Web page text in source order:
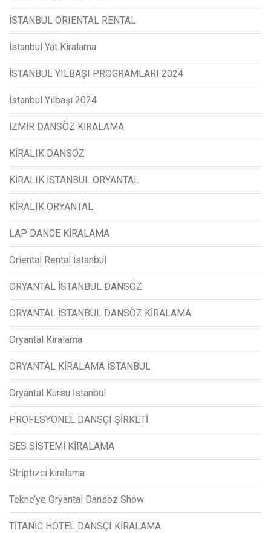
İSTANBUL ORIENTAL RENTAL
İstanbul Yat Kiralama
İSTANBUL YILBAŞI PROGRAMLARI 2024
İstanbul Yılbaşı 2024
İZMİR DANSÖZ KİRALAMA
KİRALIK DANSÖZ
KİRALIK İSTANBUL ORYANTAL
KİRALIK ORYANTAL
LAP DANCE KİRALAMA
Oriental Rental İstanbul
ORYANTAL İSTANBUL DANSÖZ
ORYANTAL İSTANBUL DANSÖZ KİRALAMA
Oryantal Kiralama
ORYANTAL KİRALAMA İSTANBUL
Oryantal Kursu İstanbul
PROFESYONEL DANSÇI ŞİRKETİ
SES SİSTEMİ KİRALAMA
Striptizci kiralama
Tekne’ye Oryantal Dansöz Show
TİTANİC HOTEL DANSÇI KİRALAMA